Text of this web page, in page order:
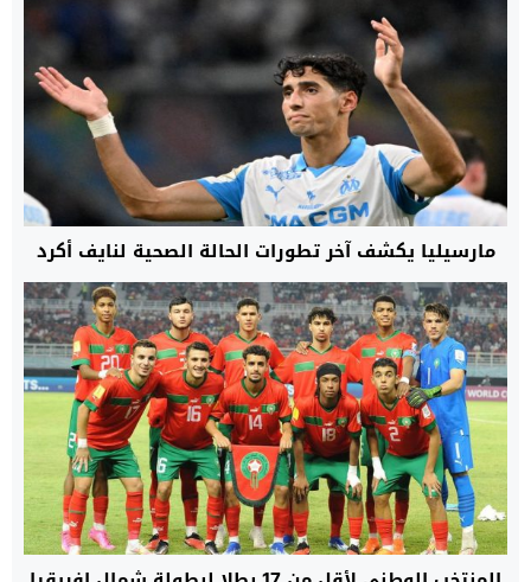
مارسيليا يكشف آخر تطورات الحالة الصحية لنايف أكرد